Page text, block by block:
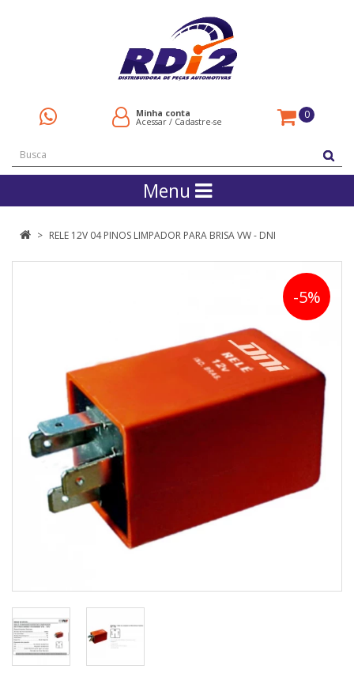
Minha conta
Acessar / Cadastre-se
0
Menu
RELE 12V 04 PINOS LIMPADOR PARA BRISA VW - DNI
-5%